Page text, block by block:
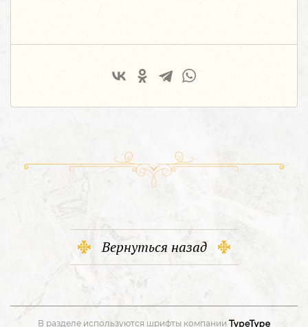
Вернуться назад
В разделе используются шрифты компании